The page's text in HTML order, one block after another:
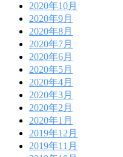
2020年10月
2020年9月
2020年8月
2020年7月
2020年6月
2020年5月
2020年4月
2020年3月
2020年2月
2020年1月
2019年12月
2019年11月